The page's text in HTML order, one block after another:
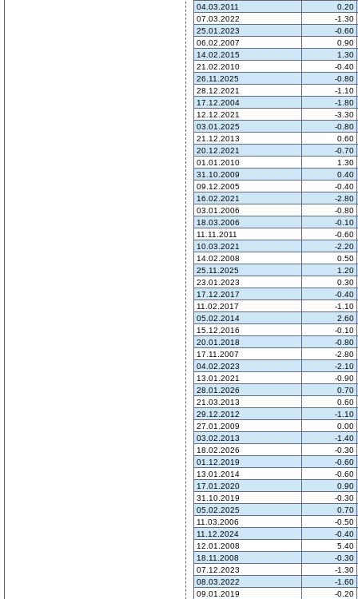
04.03.2011
0.20
07.03.2022
-1.30
25.01.2023
-0.60
06.02.2007
0.90
14.02.2015
1.30
21.02.2010
-0.40
26.11.2025
-0.80
28.12.2021
-1.10
17.12.2004
-1.80
12.12.2021
-3.30
03.01.2025
-0.80
21.12.2013
0.60
20.12.2021
-0.70
01.01.2010
1.30
31.10.2009
0.40
09.12.2005
-0.40
16.02.2021
-2.80
03.01.2006
-0.80
18.03.2006
-0.10
11.11.2011
-0.60
10.03.2021
-2.20
14.02.2008
0.50
25.11.2025
1.20
23.01.2023
0.30
17.12.2017
-0.40
11.02.2017
-1.10
05.02.2014
2.60
15.12.2016
-0.10
20.01.2018
-0.80
17.11.2007
-2.80
04.02.2023
-2.10
13.01.2021
-0.90
28.01.2026
0.70
21.03.2013
0.60
29.12.2012
-1.10
27.01.2009
0.00
03.02.2013
-1.40
18.02.2026
-0.30
01.12.2019
-0.60
13.01.2014
-0.60
17.01.2020
0.90
31.10.2019
-0.30
05.02.2025
0.70
11.03.2006
-0.50
11.12.2024
-0.40
12.01.2008
5.40
18.11.2008
-0.30
07.12.2023
-1.30
08.03.2022
-1.60
09.01.2019
-0.20